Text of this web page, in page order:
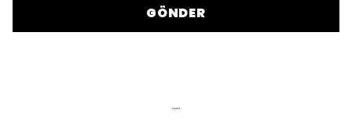
GÖNDER